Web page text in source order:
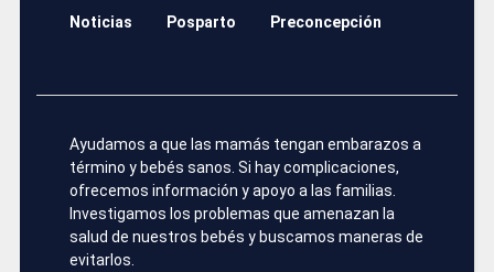
Noticias
Posparto Preconcepción
Ayudamos a que las mamás tengan embarazos a
término y bebés sanos. Si hay complicaciones,
ofrecemos información y apoyo a las familias.
Investigamos los problemas que amenazan la
salud de nuestros bebés y buscamos maneras de
evitarlos.